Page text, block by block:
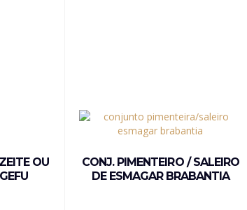
OU
CONJ. PIMENTEIRO / SALEIRO
DE ESMAGAR BRABANTIA